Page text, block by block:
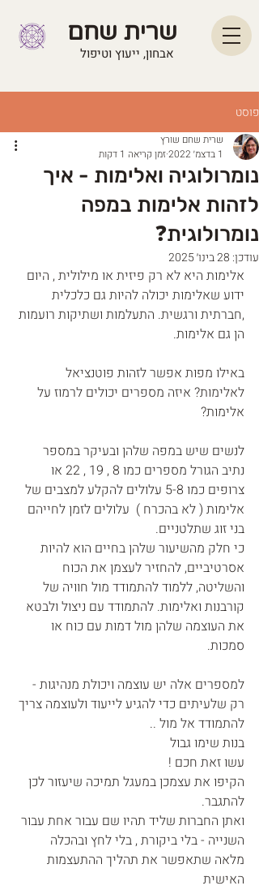
אבחון, ייעוץ וטיפול
פוסט
נומרולוגיה ואלימות - איך
לזהות אלימות במפה
נומרולוגית❓
שרית שחם שורץ
1 בדצמ׳ 2022
זמן קריאה 1 דקות
עודכן: 28 בינו׳ 2025
אלימות היא לא רק פיזית או מילולית , היום
ידוע שאלימות יכולה להיות גם כלכלית
,חברתית ורגשית. התעלמות ושתיקות רועמות
הן גם אלימות.
באילו מפות אפשר לזהות פוטנציאל
לאלימות? איזה מספרים יכולים לרמוז על
אלימות?
לנשים שיש במפה שלהן ובעיקר במספר
נתיב הגורל מספרים כמו 8 , 19 , 22 או
צרופים כמו 5-8 עלולים להקלע למצבים של
אלימות ( לא בהכרח )  עלולים לזמן לחייהם
בני זוג שתלטניים.
כי חלק מהשיעור שלהן בחיים הוא להיות
אסרטיביים, להחזיר לעצמן את הכוח
והשליטה, ללמוד להתמודד מול חוויה של
קורבנות ואלימות. להתמודד עם ניצול ולבטא
את העוצמה שלהן מול דמות עם כוח או
סמכות.
למספרים אלה יש עוצמה ויכולת מנהיגות -
רק שלעיתים כדי להגיע לייעוד ולעוצמה צריך
להתמודד אל מול ..
בנות שימו גבול
עשו זאת חכם !
הקיפו את עצמכן במעגל תמיכה שיעזור לכן
להתגבר.
ואתן החברות שליד תהיו שם עבור אחת עבור
השנייה - בלי ביקורת , בלי לחץ ובהכלה
מלאה שתאפשר את תהליך ההתעצמות
האישית